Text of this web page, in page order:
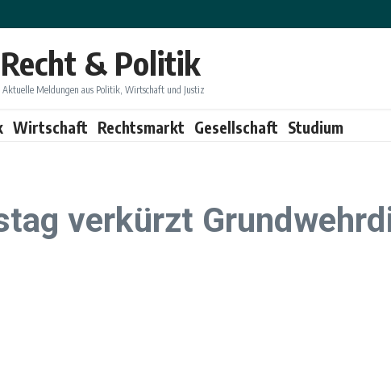
Recht & Politik
Aktuelle Meldungen aus Politik, Wirtschaft und Justiz
Wirtschaft Rechtsmarkt Gesellschaft Studium
verkürzt